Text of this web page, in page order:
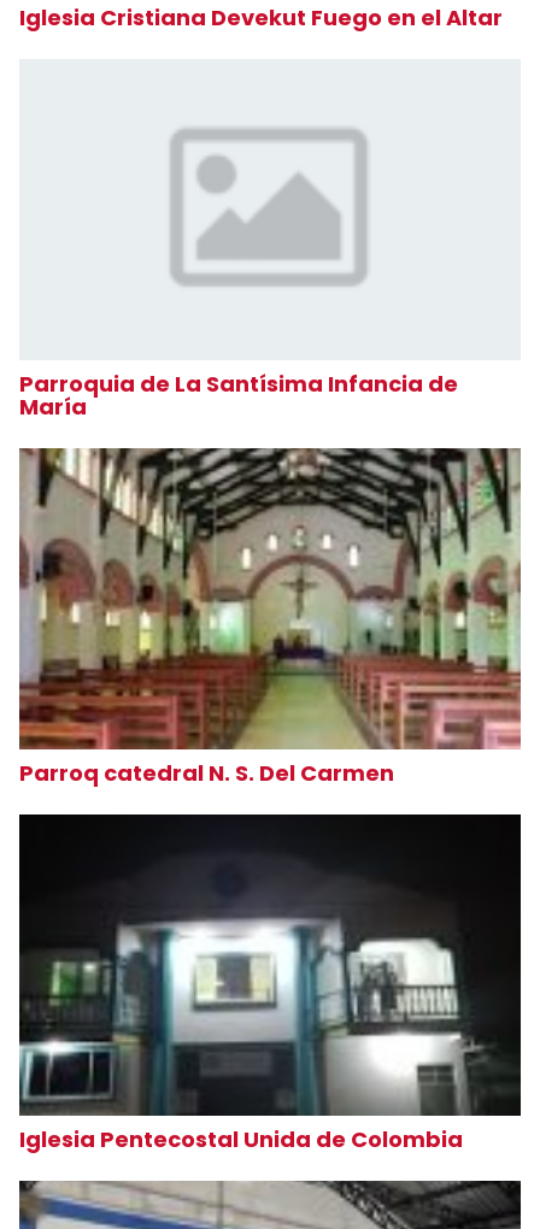
Iglesia Cristiana Devekut Fuego en el Altar
Parroquia de La Santísima Infancia de
María
Parroq catedral N. S. Del Carmen
Iglesia Pentecostal Unida de Colombia